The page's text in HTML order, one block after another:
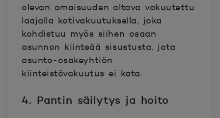
olevan omaisuuden oltava vakuutettu
laajalla kotivakuutuksella, joka
kohdistuu myös siihen osaan
asunnon kiinteää sisustusta, jota
asunto-osakeyhtiön
kiinteistövakuutus ei kata.
4. Pantin säilytys ja hoito